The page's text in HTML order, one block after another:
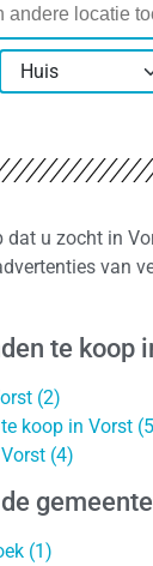
dat u zocht in
van
te koop
(2)
koop in Vorst
(4)
(1)